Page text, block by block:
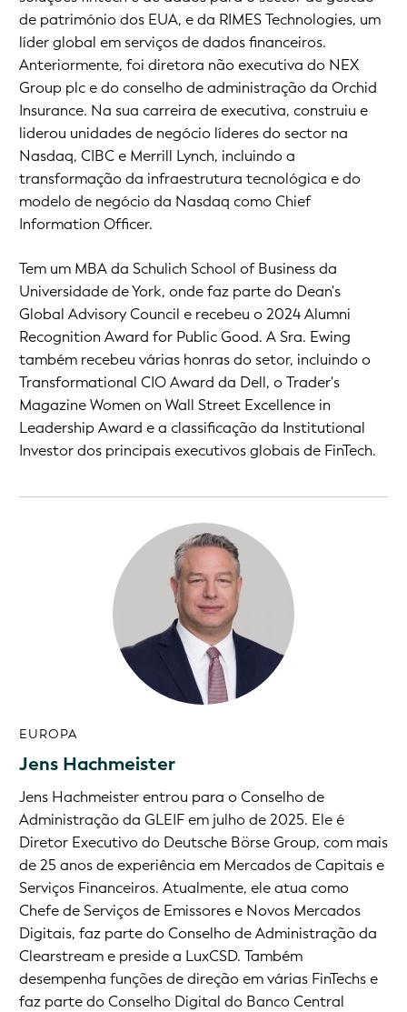
de património dos EUA, e da RIMES Technologies, um
líder global em serviços de dados financeiros.
Anteriormente, foi diretora não executiva do NEX
Group plc e do conselho de administração da Orchid
Insurance. Na sua carreira de executiva, construiu e
liderou unidades de negócio líderes do sector na
Nasdaq, CIBC e Merrill Lynch, incluindo a
transformação da infraestrutura tecnológica e do
modelo de negócio da Nasdaq como Chief
Information Officer.
Tem um MBA da Schulich School of Business da
Universidade de York, onde faz parte do Dean's
Global Advisory Council e recebeu o 2024 Alumni
Recognition Award for Public Good. A Sra. Ewing
também recebeu várias honras do setor, incluindo o
Transformational CIO Award da Dell, o Trader's
Magazine Women on Wall Street Excellence in
Leadership Award e a classificação da Institutional
Investor dos principais executivos globais de FinTech.
EUROPA
Jens Hachmeister
Jens Hachmeister entrou para o Conselho de
Administração da GLEIF em julho de 2025. Ele é
Diretor Executivo do Deutsche Börse Group, com mais
de 25 anos de experiência em Mercados de Capitais e
Serviços Financeiros. Atualmente, ele atua como
Chefe de Serviços de Emissores e Novos Mercados
Digitais, faz parte do Conselho de Administração da
Clearstream e preside a LuxCSD. Também
desempenha funções de direção em várias FinTechs e
faz parte do Conselho Digital do Banco Central